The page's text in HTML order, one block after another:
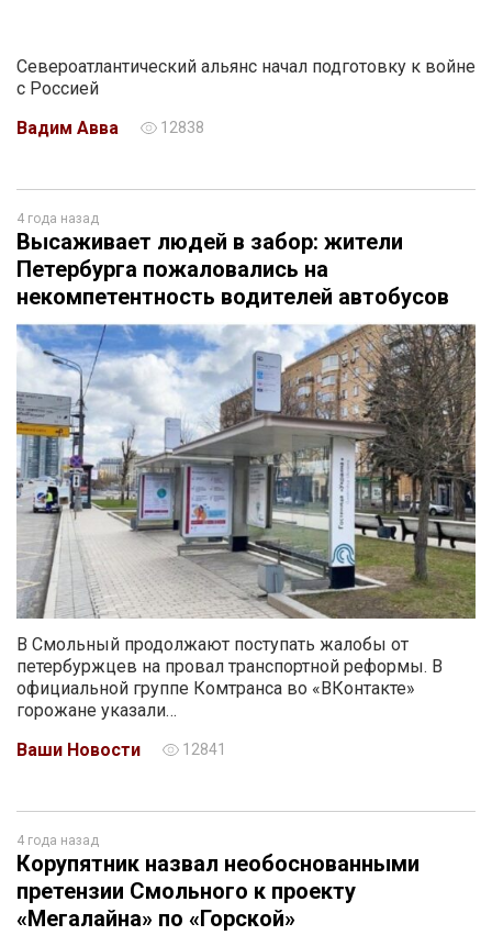
Североатлантический альянс начал подготовку к войне
с Россией
Вадим Авва
12838
4 года назад
Высаживает людей в забор: жители
Петербурга пожаловались на
некомпетентность водителей автобусов
В Смольный продолжают поступать жалобы от
петербуржцев на провал транспортной реформы. В
официальной группе Комтранса во «ВКонтакте»
горожане указали…
Ваши Новости
12841
4 года назад
Корупятник назвал необоснованными
претензии Смольного к проекту
«Мегалайна» по «Горской»